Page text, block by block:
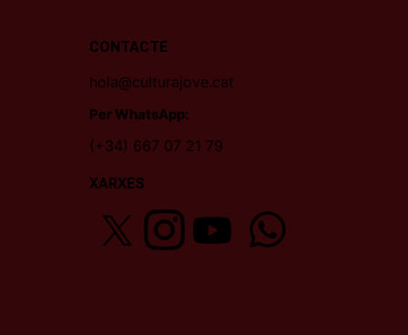
CONTACTE
hola@culturajove.cat
Per WhatsApp:
(+34) 667 07 21 79
XARXES